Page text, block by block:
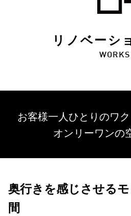
リノベーシ
WORKS
お客様一人ひとりのワ
オンリーワンの
奥行きを感じさせる
間